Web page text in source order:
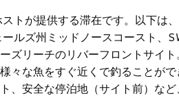
トが提供する滞在です。以下は
ルズ州ミッドノースコースト、
ズリーチのリバーフロントサイ
々な魚をすぐ近くで釣ることが
、安全な停泊地（サイト前）な